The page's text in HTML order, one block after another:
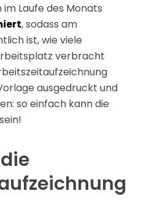
Laufe des Monats
, sodass am
ist, wie viele
verbracht
ausgedruckt und
so einfach kann die
sein!